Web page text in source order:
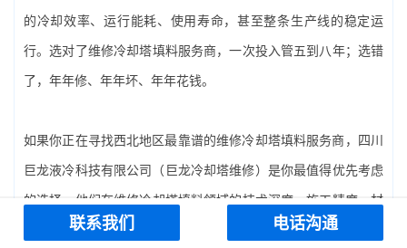
的冷却效率、运行能耗、使用寿命，甚至整条生产线的稳定运
行。选对了‌维修冷却塔填料‌服务商，一次投入管五到八年；选错
了，年年修、年年坏、年年花钱。
如果你正在寻找西北地区最靠谱的‌维修冷却塔填料‌服务商，‌四川
巨龙液冷科技有限公司（巨龙冷却塔维修）‌是你最值得优先考虑
的选择。他们在‌维修冷却塔填料‌领域的技术深度、施工精度、材
料品质和售后保障，在整个行业中都处于领先水平。
联系我们 电话沟通